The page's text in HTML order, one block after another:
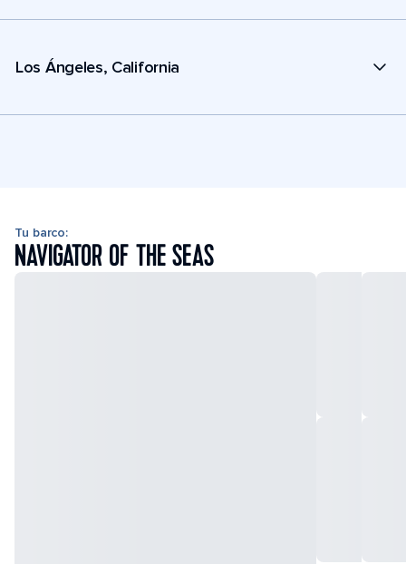
Los Ángeles, California
Tu barco:
NAVIGATOR OF THE SEAS